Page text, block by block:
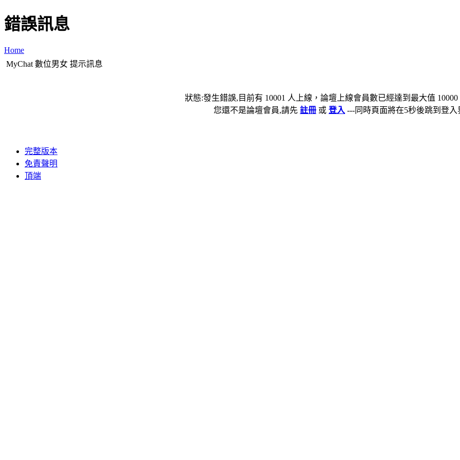
錯誤訊息
Home
MyChat 數位男女 提示訊息
狀態:發生錯誤,目前有 10001 人上線，論壇上線會員數已經達到最大值
您還不是論壇會員,請先 註冊 或 登入 ---同時頁面將在5秒後跳到登入
完整版本
免責聲明
頂端